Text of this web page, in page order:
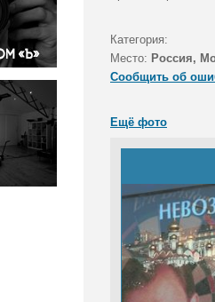
Категория:
Место: Россия,
Сообщить об
Ещё фото